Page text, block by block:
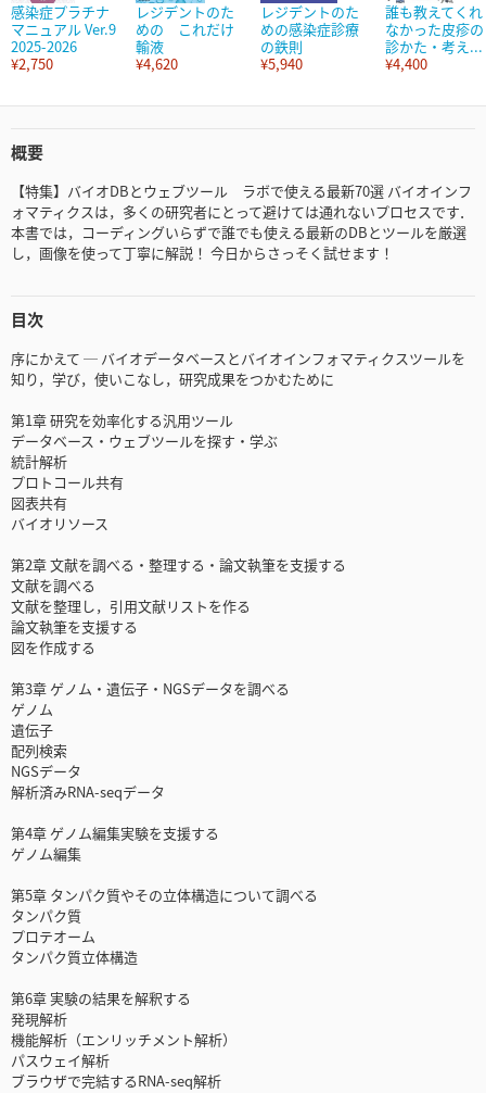
感染症プラチナ
マニュアル Ver.9
2025-2026
¥2,750
レジデントのた
めの これだけ
輸液
¥4,620
レジデントのた
めの感染症診療
の鉄則
¥5,940
誰も教えてくれ
なかった皮疹の
診かた・考え...
¥4,400
概要
【特集】バイオDBとウェブツール ラボで使える最新70選 バイオインフ
ォマティクスは，多くの研究者にとって避けては通れないプロセスです．
本書では，コーディングいらずで誰でも使える最新のDBとツールを厳選
し，画像を使って丁寧に解説！ 今日からさっそく試せます！
目次
序にかえて ─ バイオデータベースとバイオインフォマティクスツールを
知り，学び，使いこなし，研究成果をつかむために
第1章 研究を効率化する汎用ツール
データベース・ウェブツールを探す・学ぶ
統計解析
プロトコール共有
図表共有
バイオリソース
第2章 文献を調べる・整理する・論文執筆を支援する
文献を調べる
文献を整理し，引用文献リストを作る
論文執筆を支援する
図を作成する
第3章 ゲノム・遺伝子・NGSデータを調べる
ゲノム
遺伝子
配列検索
NGSデータ
解析済みRNA-seqデータ
第4章 ゲノム編集実験を支援する
ゲノム編集
第5章 タンパク質やその立体構造について調べる
タンパク質
プロテオーム
タンパク質立体構造
第6章 実験の結果を解釈する
発現解析
機能解析（エンリッチメント解析）
パスウェイ解析
ブラウザで完結するRNA-seq解析